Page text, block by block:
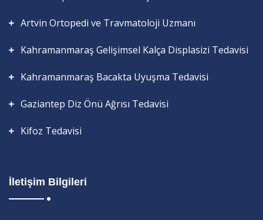
Artvin Ortopedi ve Travmatoloji Uzmanı
Kahramanmaraş Gelişimsel Kalça Displasizi Tedavisi
Kahramanmaraş Bacakta Uyuşma Tedavisi
Gaziantep Diz Önü Ağrısı Tedavisi
Kifoz Tedavisi
İletişim Bilgileri